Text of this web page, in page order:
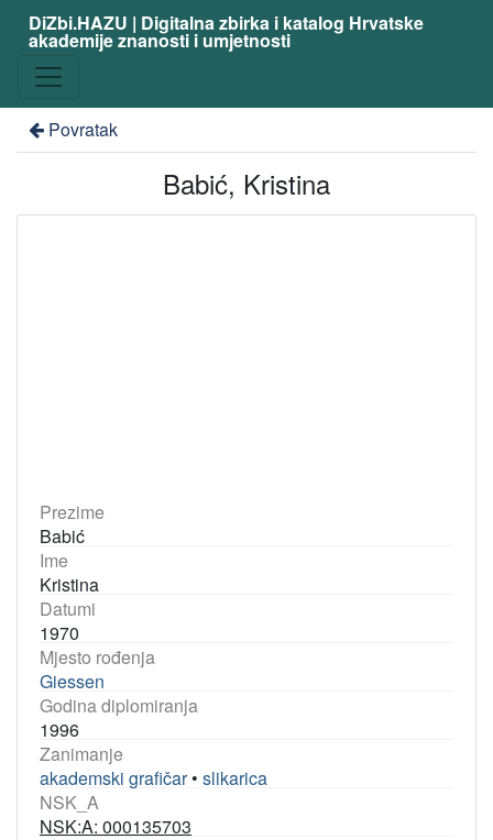
DiZbi.HAZU | Digitalna zbirka i katalog Hrvatske
akademije znanosti i umjetnosti
Povratak
Babić, Kristina
Prezime
Babić
Ime
Kristina
Datumi
1970
Mjesto rođenja
Giessen
Godina diplomiranja
1996
Zanimanje
akademski grafičar• slikarica
NSK_A
NSK:A: 000135703